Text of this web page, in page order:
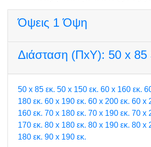
Όψεις 1 Όψη
Διάσταση (ΠxΥ): 50 x 85
50 x 85 εκ. 50 x 150 εκ. 60 x 160 εκ.
180 εκ. 60 x 190 εκ. 60 x 200 εκ. 60 x
160 εκ. 70 x 180 εκ. 70 x 190 εκ. 70 x
170 εκ. 80 x 180 εκ. 80 x 190 εκ. 80 x
180 εκ. 90 x 190 εκ.